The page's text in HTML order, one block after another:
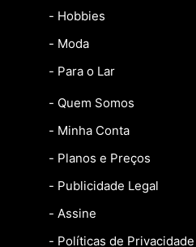
- Hobbies
- Moda
- Para o Lar
- Quem Somos
- Minha Conta
- Planos e Preços
- Publicidade Legal
- Assine
- Políticas de Privacidade